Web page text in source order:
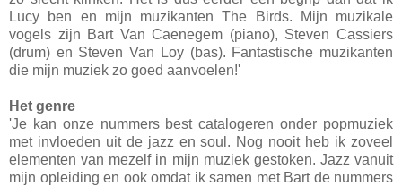
Lucy ben en mijn muzikanten The Birds. Mijn muzikale
vogels zijn Bart Van Caenegem (piano), Steven Cassiers
(drum) en Steven Van Loy (bas). Fantastische muzikanten
die mijn muziek zo goed aanvoelen!'
Het genre
'Je kan onze nummers best catalogeren onder popmuziek
met invloeden uit de jazz en soul. Nog nooit heb ik zoveel
elementen van mezelf in mijn muziek gestoken. Jazz vanuit
mijn opleiding en ook omdat ik samen met Bart de nummers